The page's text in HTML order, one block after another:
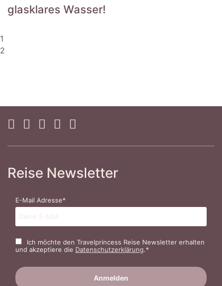
glasklares Wasser!
1
2
Reise Newsletter
E-Mail Adresse*
Ich möchte den Travelprincess Reise Newsletter erhalten
und akzeptiere die Datenschutzerklärung.*